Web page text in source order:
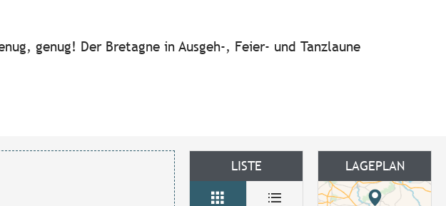
genug! Der Bretagne in Ausgeh-, Feier- und Tanzlaune
LISTE LAGEPLAN